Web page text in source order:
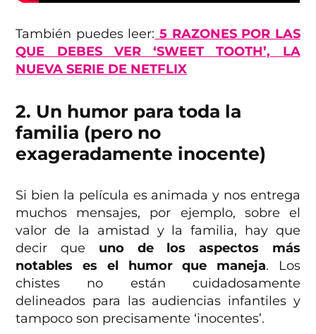
También puedes leer: 5 RAZONES POR LAS
QUE DEBES VER ‘SWEET TOOTH’, LA
NUEVA SERIE DE NETFLIX
2. Un humor para toda la
familia (pero no
exageradamente inocente)
Si bien la película es animada y nos entrega
muchos mensajes, por ejemplo, sobre el
valor de la amistad y la familia, hay que
decir que uno de los aspectos más
notables es el humor que maneja. Los
chistes no están cuidadosamente
delineados para las audiencias infantiles y
tampoco son precisamente ‘inocentes’.